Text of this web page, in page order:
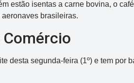
estão isentas a carne bovina, o
brasileiras.
Comércio
desta segunda-feira (1º) e tem por